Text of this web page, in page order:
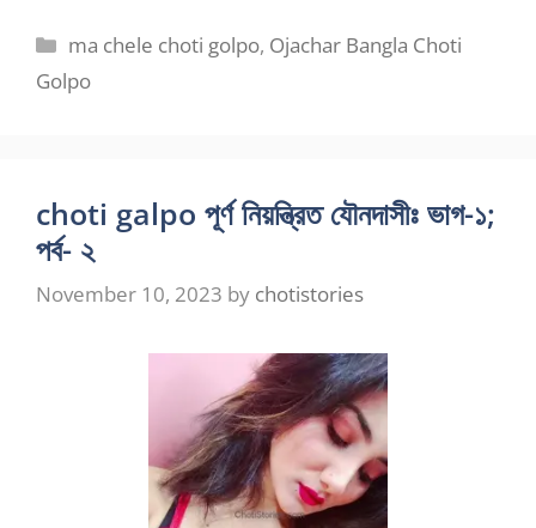
Categories
ma chele choti golpo, Ojachar Bangla Choti
Golpo
choti galpo পূর্ণ নিয়ন্ত্রিত যৌনদাসীঃ ভাগ-১;
পর্ব- ২
November 10, 2023 by chotistories